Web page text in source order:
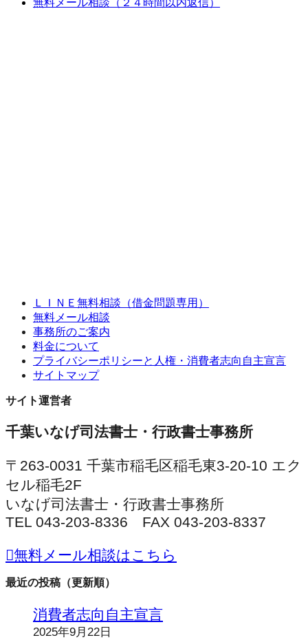
無料メール相談（２４時間以内返信）
ＬＩＮＥ無料相談（借金問題専用）
無料メール相談
事務所のご案内
料金について
プライバシーポリシーと人権・消費者志向自主宣言
サイトマップ
サイト運営者
千葉いなげ司法書士・行政書士事務所
〒263-0031 千葉市稲毛区稲毛東3-20-10 エク
セル稲毛2F
いなげ司法書士・行政書士事務所
TEL 043-203-8336 FAX 043-203-8337
無料メール相談はこちら
最近の投稿（更新順）
消費者志向自主宣言
2025年9月22日